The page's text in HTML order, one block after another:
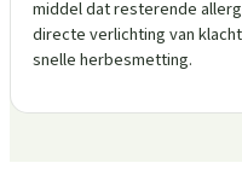
middel dat resterende
directe verlichting van
snelle herbesmetting.